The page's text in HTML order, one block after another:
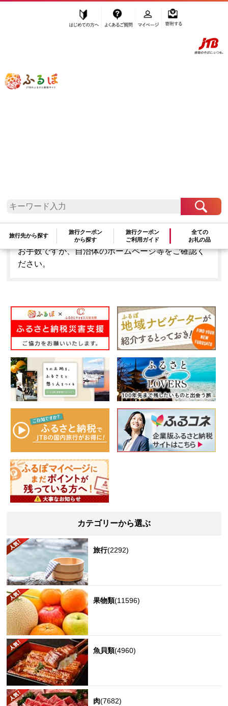
ふるぽ JTBのふるさと納税サイト
旅行先から探す
旅行クーポン
から探す
旅行クーポン
ご利用ガイド
全ての
お礼の品
「群馬県下仁田町」はふるぽからお申込みをするこ
とはできません。
お手数ですが、自治体のホームページ等をご確認く
ださい。
カテゴリーから選ぶ
旅行(2292)
果物類(11596)
魚貝類(4960)
肉(7682)